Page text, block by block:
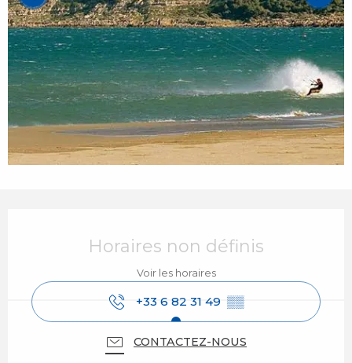
Horaires non définis
Voir les horaires
+33 6 82 31 49 ▒▒
CONTACTEZ-NOUS